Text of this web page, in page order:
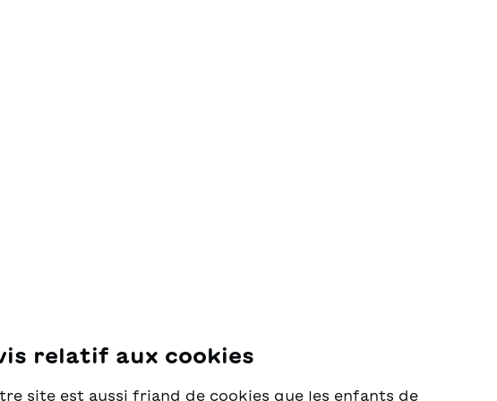
de presse
relatif aux cookies
site est aussi friand de cookies que les enfants de